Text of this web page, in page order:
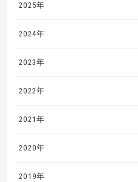
2025年
2024年
2023年
2022年
2021年
2020年
2019年